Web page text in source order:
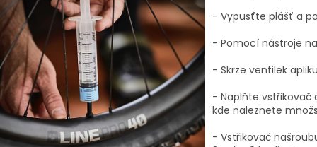
- Vypusťte plášť a
- Pomocí nástroje
- Skrze ventilek
- Naplňte
kde naleznete
- Vstřikovač